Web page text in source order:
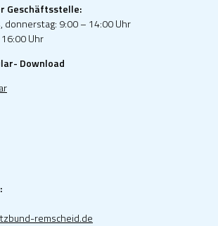
Geschäftsstelle:
donnerstag: 9:00 – 14:00 Uhr
Uhr
Download
remscheid.de